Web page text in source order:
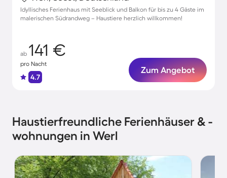
Idyllisches Ferienhaus mit Seeblick und Balkon für bis zu 4 Gäste im
malerischen Südrandweg – Haustiere herzlich willkommen!
ab 141 €
pro Nacht
4.7
Zum Angebot
Haustierfreundliche Ferienhäuser & -
wohnungen in Werl